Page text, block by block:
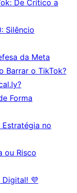
De Crítico a
Silêncio
da Meta
Barrar o TikTok?
Forma
Estratégia no
ou Risco
💜